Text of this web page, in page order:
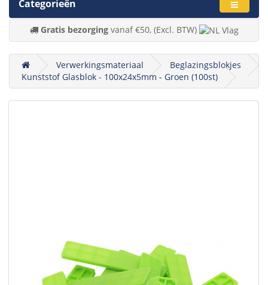
Categorieën
Gratis bezorgingvanaf €50, (Excl. BTW)
Verwerkingsmateriaal
Beglazingsblokjes
Kunststof Glasblok - 100x24x5mm - Groen (100st)